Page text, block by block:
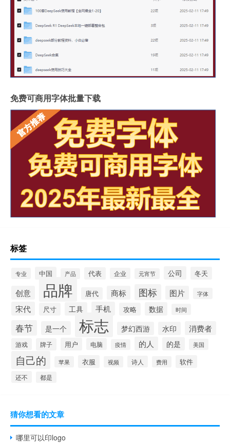
免费可商用字体批量下载
标签
专业 中国 产品 代表 企业 元宵节 公司 冬天
创意 品牌 唐代 商标 图标 图片 字体
宋代 尺寸 工具 手机 攻略 数据 时间
春节 是一个 标志 梦幻西游 水印 消费者
游戏 牌子 用户 电脑 疫情 的人 的是 美国
自己的 苹果 衣服 视频 诗人 费用 软件
还不 都是
猜你想看的文章
哪里可以印logo